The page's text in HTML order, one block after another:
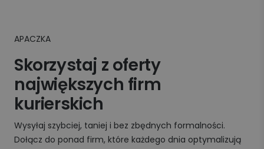
APACZKA
Skorzystaj z oferty
największych firm
kurierskich
Wysyłaj szybciej, taniej i bez zbędnych formalności.
Dołącz do ponad firm, które każdego dnia optymalizują